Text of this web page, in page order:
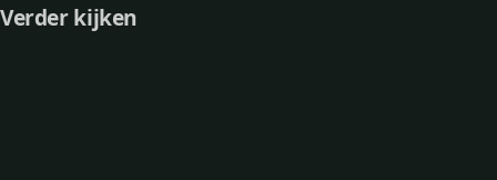
Verder kijken